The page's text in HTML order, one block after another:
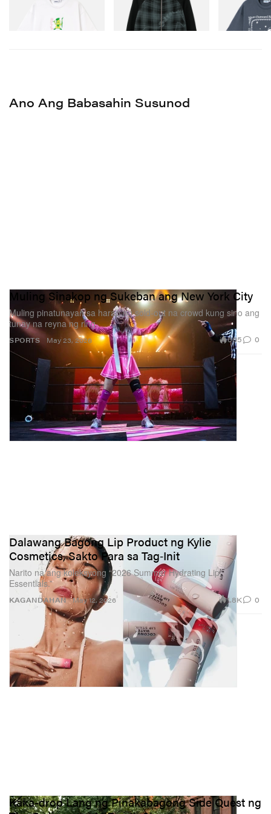
Sweater
Mamili Ngayon
Mamili Ngayon
Ano Ang Babasahin Susunod
SPORTS
Muling Sinakop ng Sukeban ang New York City
Muling pinatunayan sa harap ng sold‑out na crowd kung sino ang
tunay na reyna ng ring.
May 23, 2026 665 0
KAGANDAHAN
Dalawang Bagong Lip Product ng Kylie
Cosmetics, Sakto Para sa Tag‑Init
Narito na ang koleksyong “2026 Summer Hydrating Lip
Essentials.”
May 12, 2026 1.8K 0
Kaka-drop Lang ng Pinakabagong Side Quest ng